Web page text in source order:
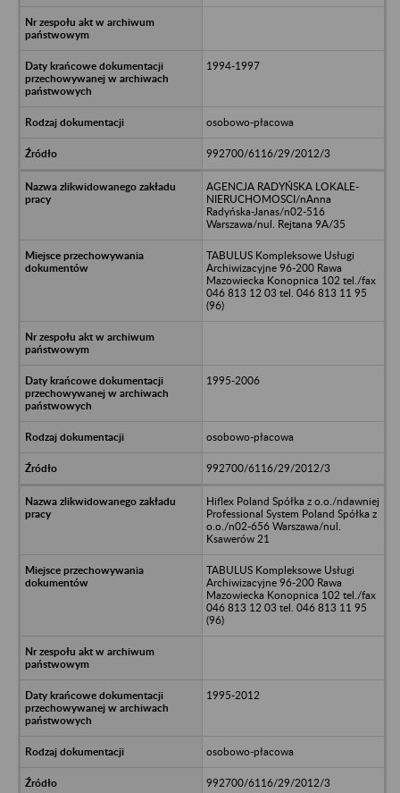
1994-1997
osobowo-płacowa
992700/6116/29/2012/3
AGENCJA RADYŃSKA LOKALE-
NIERUCHOMOSCI/nAnna
Radyńska-Janas/n02-516
Warszawa/nul. Rejtana 9A/35
TABULUS Kompleksowe Usługi
Archiwizacyjne 96-200 Rawa
Mazowiecka Konopnica 102 tel./fax
046 813 12 03 tel. 046 813 11 95
(96)
1995-2006
osobowo-płacowa
992700/6116/29/2012/3
Hiflex Poland Spółka z o.o./ndawniej
Professional System Poland Spółka z
o.o./n02-656 Warszawa/nul.
Ksawerów 21
TABULUS Kompleksowe Usługi
Archiwizacyjne 96-200 Rawa
Mazowiecka Konopnica 102 tel./fax
046 813 12 03 tel. 046 813 11 95
(96)
1995-2012
osobowo-płacowa
992700/6116/29/2012/3